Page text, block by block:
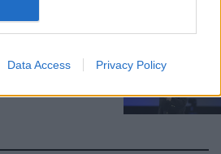
Data Access Privacy Policy
di ferro del